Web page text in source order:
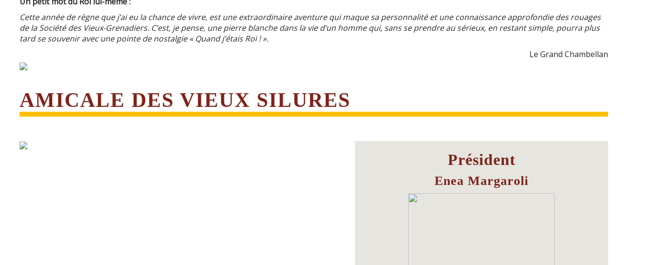
Cette année de règne que j’ai eu la chance de vivre, est une extraordinaire aventure qui maque sa personnalité et une connaissance approfondie des rouages
de la Société des Vieux-Grenadiers. C’est, je pense, une pierre blanche dans la vie d’un homme qui, sans se prendre au sérieux, en restant simple, pourra plus
tard se souvenir avec une pointe de nostalgie « Quand j’étais Roi ! ».
Le Grand Chambellan
AMICALE DES VIEUX SILURES
Président
Enea Margaroli